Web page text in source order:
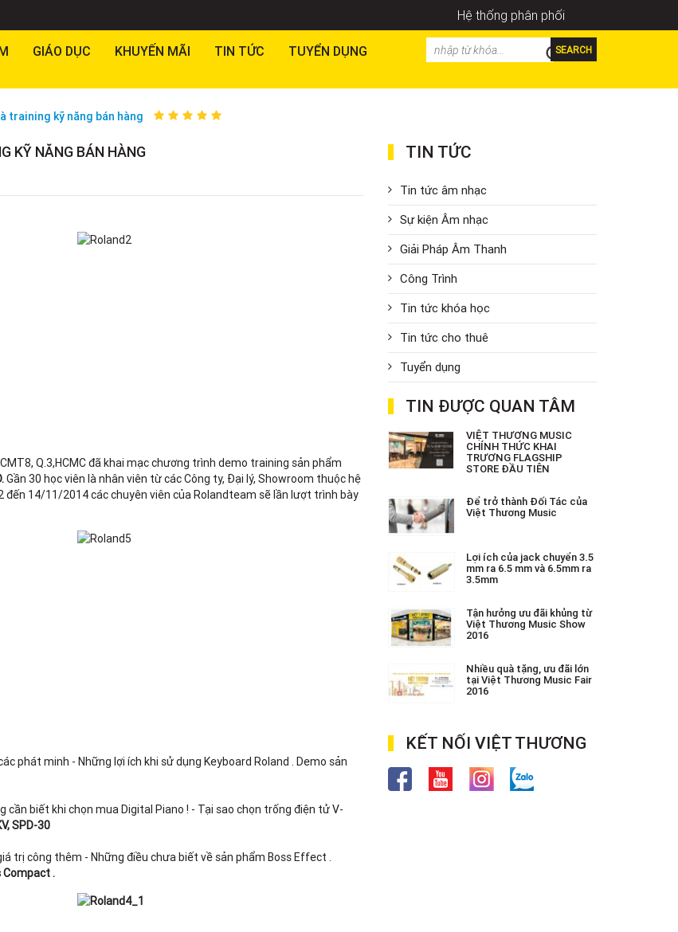
Hệ thống phân phối
GIÁO DỤC KHUYẾN MÃI TIN TỨC TUYỂN DỤNG SEARCH
training kỹ năng bán hàng
KỸ NĂNG BÁN HÀNG
Q.3,HCMC đã khai mạc chương trình demo training sản phẩm
Gần 30 học viên là nhân viên từ các Công ty, Đại lý, Showroom thuộc hệ
đến 14/11/2014 các chuyên viên của Rolandteam sẽ lần lượt trình bày
phát minh - Những lợi ích khi sử dụng Keyboard Roland . Demo sản
biết khi chọn mua Digital Piano ! - Tại sao chọn trống điện tử V-
SPD-30
trị công thêm - Những điều chưa biết về sản phẩm Boss Effect .
Compact .
TIN TỨC
Tin tức âm nhạc
Sự kiện Âm nhạc
Giải Pháp Âm Thanh
Công Trình
Tin tức khóa học
Tin tức cho thuê
Tuyển dụng
TIN ĐƯỢC QUAN TÂM
VIỆT THƯƠNG MUSIC
CHÍNH THỨC KHAI
TRƯƠNG FLAGSHIP
STORE ĐẦU TIÊN
Để trở thành Đối Tác của
Việt Thương Music
Lợi ích của jack chuyển 3.5
mm ra 6.5 mm và 6.5mm ra
3.5mm
Tận hưởng ưu đãi khủng từ
Việt Thương Music Show
2016
Nhiều quà tặng, ưu đãi lớn
tại Việt Thương Music Fair
2016
KẾT NỐI VIỆT THƯƠNG